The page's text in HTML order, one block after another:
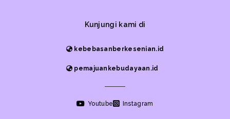
Kunjungi kami di
kebebasanberkesenian.id
pemajuankebudayaan.id
Youtube Instagram